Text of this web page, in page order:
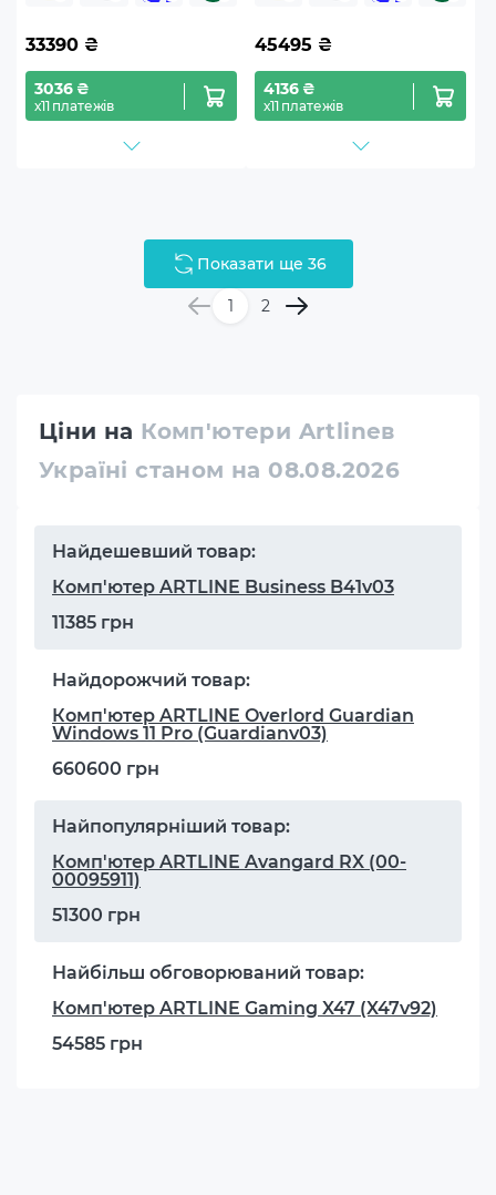
33390 ₴
3036 ₴
х11 платежів
45495 ₴
4136 ₴
х11 платежів
Показати ще 36
1 2
Ціни на Комп'ютери Artlineв
Україні станом на 08.08.2026
Найдешевший товар:
Комп'ютер ARTLINE Business B41v03
11385 грн
Найдорожчий товар:
Комп'ютер ARTLINE Overlord Guardian
Windows 11 Pro (Guardianv03)
660600 грн
Найпопулярніший товар:
Комп'ютер ARTLINE Avangard RX (00-
00095911)
51300 грн
Найбільш обговорюваний товар:
Комп'ютер ARTLINE Gaming X47 (X47v92)
54585 грн